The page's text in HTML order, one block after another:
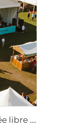
T
ente extérieure modulaire à portée libre | Solution de bâtiment événementiel permanent et temporaire